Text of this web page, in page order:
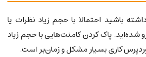
داشته باشید احتمالا با حجم زیاد نظرات یا
شده‌اید. پاک کردن کامنت‌هایی با حجم زیاد
کاری بسیار مشکل و زمان‌بر است.